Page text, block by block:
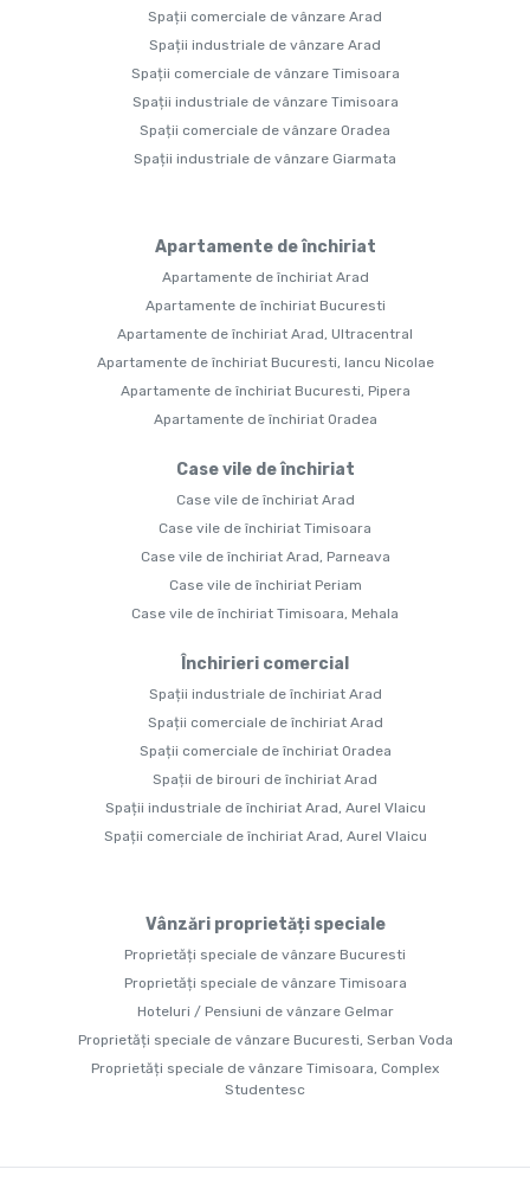
Spații comerciale de vânzare Arad
Spații industriale de vânzare Arad
Spații comerciale de vânzare Timisoara
Spații industriale de vânzare Timisoara
Spații comerciale de vânzare Oradea
Spații industriale de vânzare Giarmata
Apartamente de închiriat
Apartamente de închiriat Arad
Apartamente de închiriat Bucuresti
Apartamente de închiriat Arad, Ultracentral
Apartamente de închiriat Bucuresti, Iancu Nicolae
Apartamente de închiriat Bucuresti, Pipera
Apartamente de închiriat Oradea
Case vile de închiriat
Case vile de închiriat Arad
Case vile de închiriat Timisoara
Case vile de închiriat Arad, Parneava
Case vile de închiriat Periam
Case vile de închiriat Timisoara, Mehala
Închirieri comercial
Spații industriale de închiriat Arad
Spații comerciale de închiriat Arad
Spații comerciale de închiriat Oradea
Spații de birouri de închiriat Arad
Spații industriale de închiriat Arad, Aurel Vlaicu
Spații comerciale de închiriat Arad, Aurel Vlaicu
Vânzări proprietăți speciale
Proprietăți speciale de vânzare Bucuresti
Proprietăți speciale de vânzare Timisoara
Hoteluri / Pensiuni de vânzare Gelmar
Proprietăți speciale de vânzare Bucuresti, Serban Voda
Proprietăți speciale de vânzare Timisoara, Complex
Studentesc